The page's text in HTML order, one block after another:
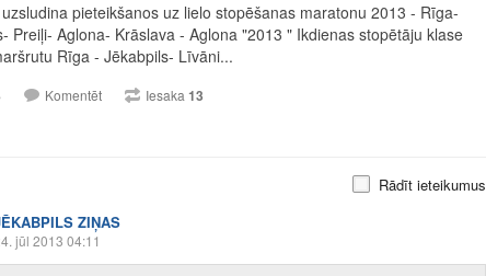
pieteikšanos uz lielo stopēšanas maratonu 2013 - Rīga-
Preiļi- Aglona- Krāslava - Aglona "2013 " Ikdienas stopētāju klase
Rīga - Jēkabpils- Līvāni...
Komentēt Iesaka 13
Rādīt ieteikumus
ZIŅAS
jūl 2013 04:11